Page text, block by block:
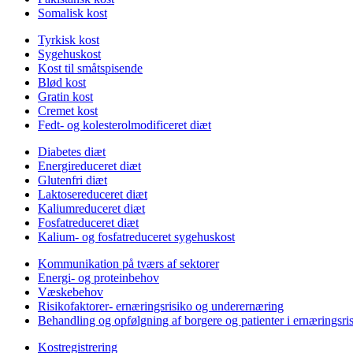
Somalisk kost
Tyrkisk kost
Sygehuskost
Kost til småtspisende
Blød kost
Gratin kost
Cremet kost
Fedt- og kolesterolmodificeret diæt
Diabetes diæt
Energireduceret diæt
Glutenfri diæt
Laktosereduceret diæt
Kaliumreduceret diæt
Fosfatreduceret diæt
Kalium- og fosfatreduceret sygehuskost
Kommunikation på tværs af sektorer
Energi- og proteinbehov
Væskebehov
Risikofaktorer- ernæringsrisiko og underernæring
Behandling og opfølgning af borgere og patienter i
Kostregistrering